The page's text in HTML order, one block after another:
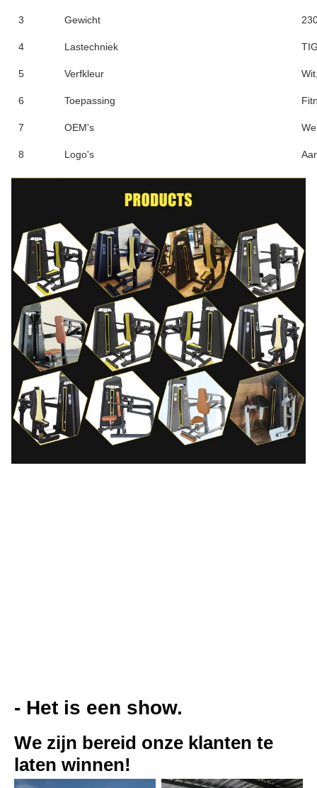
3 Gewicht
4 Lastechniek
5 Verfkleur
6 Toepassing
7 OEM's
8 Logo's
- Het is een show.
We zijn bereid onze klanten te
laten winnen!